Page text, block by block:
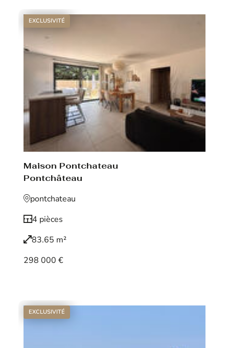
EXCLUSIVITÉ
Maison Pontchateau
Pontchâteau
pontchateau
4 pièces
83.65 m²
298 000 €
EXCLUSIVITÉ